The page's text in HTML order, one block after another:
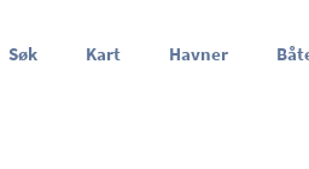
Søk Kart Havner